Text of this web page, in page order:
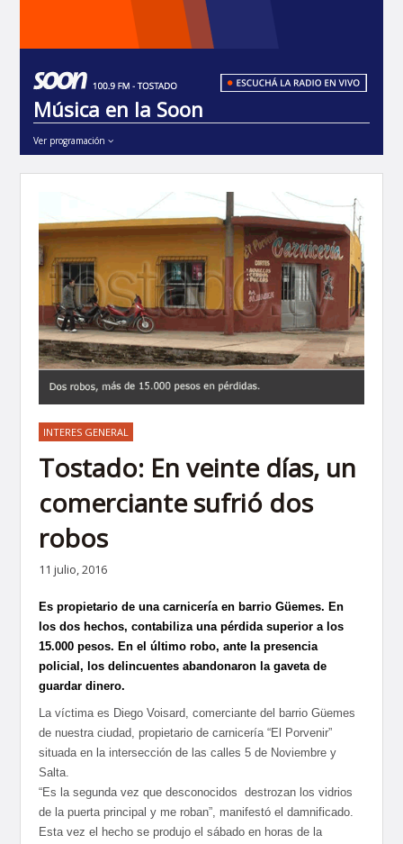
Música en la Soon
Ver programación
INTERES GENERAL
Tostado: En veinte días, un
comerciante sufrió dos
robos
11 julio, 2016
Es propietario de una carnicería en barrio Güemes. En
los dos hechos, contabiliza una pérdida superior a los
15.000 pesos. En el último robo, ante la presencia
policial, los delincuentes abandonaron la gaveta de
guardar dinero.
La víctima es Diego Voisard, comerciante del barrio Güemes
de nuestra ciudad, propietario de carnicería “El Porvenir”
situada en la intersección de las calles 5 de Noviembre y
Salta.
“Es la segunda vez que desconocidos destrozan los vidrios
de la puerta principal y me roban”, manifestó el damnificado.
Esta vez el hecho se produjo el sábado en horas de la